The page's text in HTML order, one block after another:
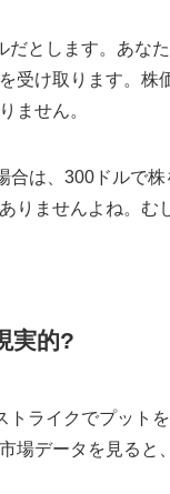
とします。あな
受け取ります。
ません。
合は、300ドルで
りませんよね。
実的?
ライクでプット
場データを見る